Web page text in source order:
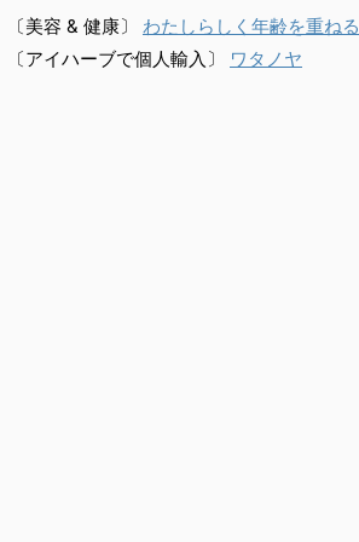
〔美容 & 健康〕 わたしらしく年齢を重ねる
〔アイハーブで個人輸入〕
ワタノヤ